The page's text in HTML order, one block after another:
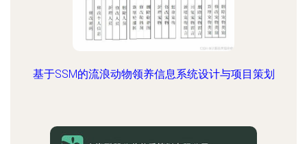
基于SSM的流浪动物领养信息系统设计与项目策划